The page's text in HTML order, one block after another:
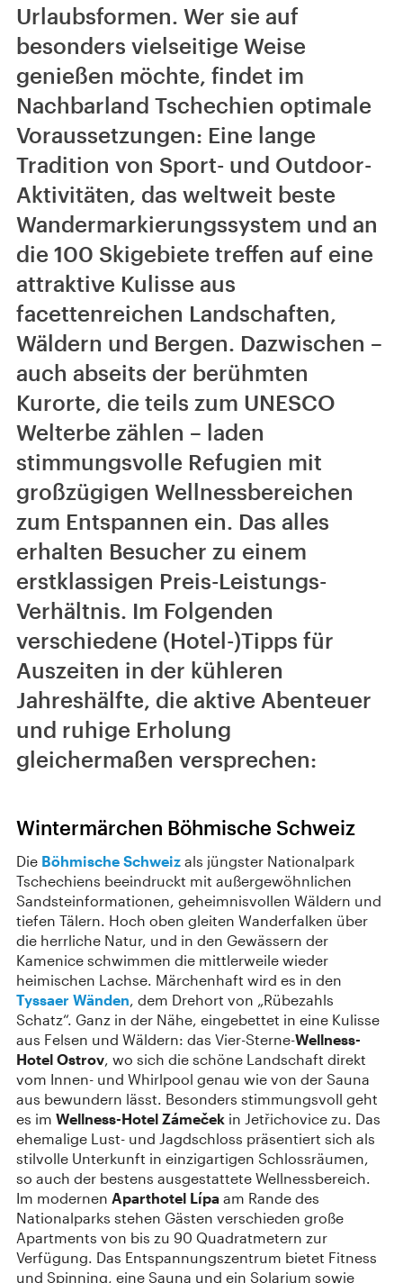
Urlaubsformen. Wer sie auf
besonders vielseitige Weise
genießen möchte, findet im
Nachbarland Tschechien optimale
Voraussetzungen: Eine lange
Tradition von Sport- und Outdoor-
Aktivitäten, das weltweit beste
Wandermarkierungssystem und an
die 100 Skigebiete treffen auf eine
attraktive Kulisse aus
facettenreichen Landschaften,
Wäldern und Bergen. Dazwischen –
auch abseits der berühmten
Kurorte, die teils zum UNESCO
Welterbe zählen – laden
stimmungsvolle Refugien mit
großzügigen Wellnessbereichen
zum Entspannen ein. Das alles
erhalten Besucher zu einem
erstklassigen Preis-Leistungs-
Verhältnis. Im Folgenden
verschiedene (Hotel-)Tipps für
Auszeiten in der kühleren
Jahreshälfte, die aktive Abenteuer
und ruhige Erholung
gleichermaßen versprechen:
Wintermärchen Böhmische Schweiz
Die Böhmische Schweiz als jüngster Nationalpark
Tschechiens beeindruckt mit außergewöhnlichen
Sandsteinformationen, geheimnisvollen Wäldern und
tiefen Tälern. Hoch oben gleiten Wanderfalken über
die herrliche Natur, und in den Gewässern der
Kamenice schwimmen die mittlerweile wieder
heimischen Lachse. Märchenhaft wird es in den
Tyssaer Wänden, dem Drehort von „Rübezahls
Schatz“. Ganz in der Nähe, eingebettet in eine Kulisse
aus Felsen und Wäldern: das Vier-Sterne-Wellness-
Hotel Ostrov, wo sich die schöne Landschaft direkt
vom Innen- und Whirlpool genau wie von der Sauna
aus bewundern lässt. Besonders stimmungsvoll geht
es im Wellness-Hotel Zámeček in Jetřichovice zu. Das
ehemalige Lust- und Jagdschloss präsentiert sich als
stilvolle Unterkunft in einzigartigen Schlossräumen,
so auch der bestens ausgestattete Wellnessbereich.
Im modernen Aparthotel Lípa am Rande des
Nationalparks stehen Gästen verschieden große
Apartments von bis zu 90 Quadratmetern zur
Verfügung. Das Entspannungszentrum bietet Fitness
und Spinning, eine Sauna und ein Solarium sowie